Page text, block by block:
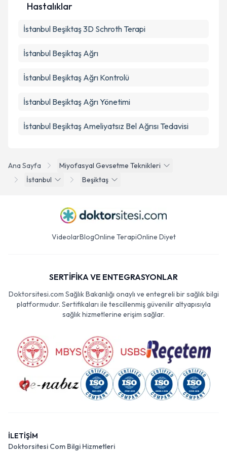
Ana Sayfa
Miyofasyal Gevsetme Teknikleri
İstanbul
Beşiktaş
Hastalıklar
İstanbul Beşiktaş 3D Schroth Terapi
İstanbul Beşiktaş Ağrı
İstanbul Beşiktaş Ağrı Kontrolü
İstanbul Beşiktaş Ağrı Yönetimi
İstanbul Beşiktaş Ameliyatsız Bel Ağrısı Tedavisi
VideolarBlogOnline TerapiOnline Diyet
SERTİFİKA VE ENTEGRASYONLAR
Doktorsitesi.com Sağlık Bakanlığı onaylı ve entegreli bir sağlık bilgi
platformudur. Sertifikaları ile tescillenmiş güvenilir altyapısıyla
sağlık hizmetlerine erişim sağlar.
İLETİŞİM
Doktorsitesi Com Bilgi Hizmetleri